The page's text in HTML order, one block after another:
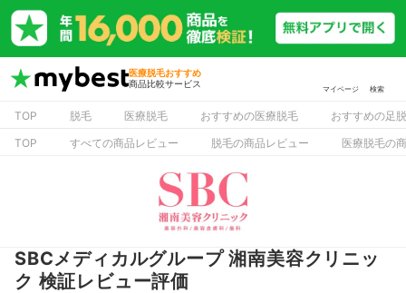
医療脱毛おすすめ
商品比較サービス
マイページ 検索
TOP 脱毛 医療脱毛 おすすめの医療脱毛
おすすめの足
TOP
すべての商品レビュー 脱毛の商品レビュー 医療脱毛の
SBCメディカルグループ 湘南美容クリニッ
ク 検証レビュー評価